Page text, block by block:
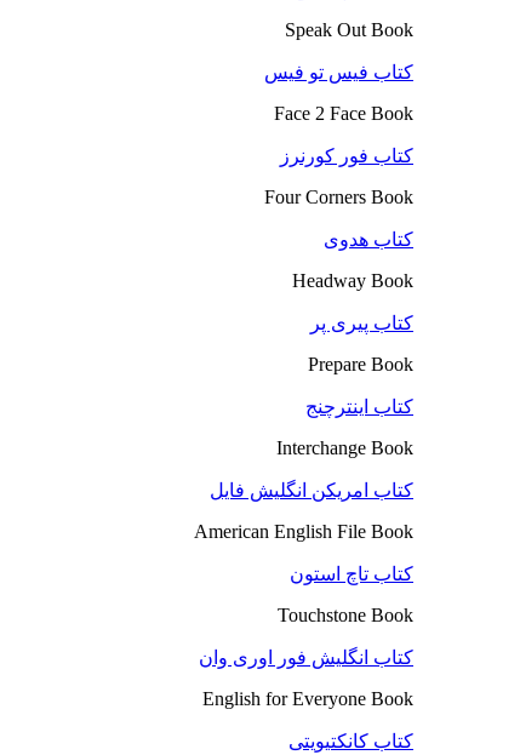
Speak Out Book
کتاب فیس تو فیس
Face 2 Face Book
کتاب فور کورنرز
Four Corners Book
کتاب هدوی
Headway Book
کتاب پیری پر
Prepare Book
کتاب اینترچنج
Interchange Book
کتاب امریکن انگلیش فایل
American English File Book
کتاب تاچ استون
Touchstone Book
کتاب انگلیش فور اوری وان
English for Everyone Book
کتاب کانکتیویتی